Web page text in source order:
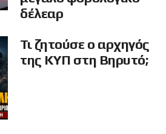
δέλεαρ
Τι ζητούσε ο αρχηγός
της ΚΥΠ στη Βηρυτό;